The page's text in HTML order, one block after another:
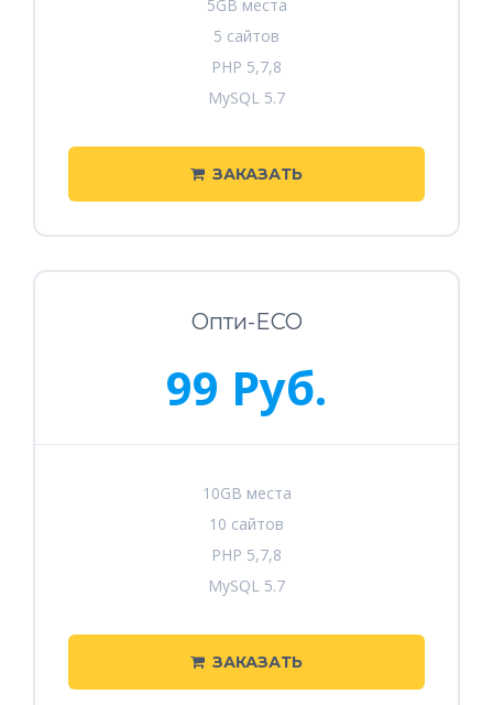
5GB места
5 сайтов
PHP 5,7,8
MySQL 5.7
ЗАКАЗАТЬ
Опти-ECO
99 Руб.
10GB места
10 сайтов
PHP 5,7,8
MySQL 5.7
ЗАКАЗАТЬ